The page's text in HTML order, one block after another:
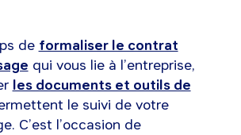
de formaliser le contrat
qui vous lie à l’entreprise,
les documents et outils de
le suivi de votre
C’est l’occasion de